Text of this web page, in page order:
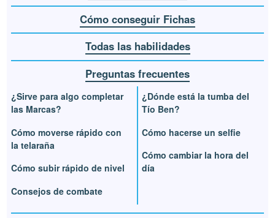
Cómo conseguir Fichas
Todas las habilidades
Preguntas frecuentes
¿Sirve para algo completar
las Marcas?
Cómo moverse rápido con
la telaraña
Cómo subir rápido de nivel
Consejos de combate
¿Dónde está la tumba del
Tío Ben?
Cómo hacerse un selfie
Cómo cambiar la hora del
día